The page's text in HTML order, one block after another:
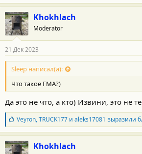
Khokhlach
Moderator
21 Дек 2023
Sleep написал(а):
Что такое ГМА?)
Да это не что, а кто) Извини, это не
Б
л
а
г
о
Veyron,TRUCK177и aleks17081 выразили
Khokhlach